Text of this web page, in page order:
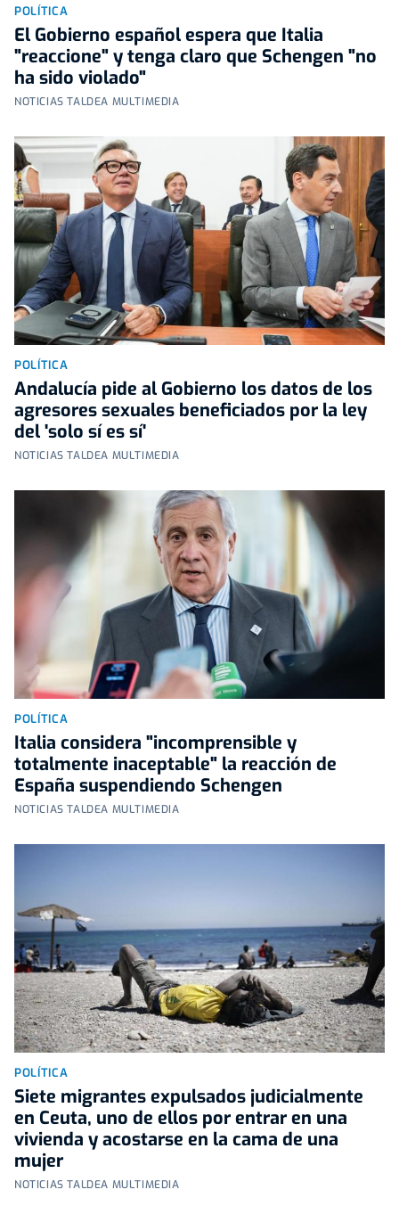
POLÍTICA
El Gobierno español espera que Italia
"reaccione" y tenga claro que Schengen "no
ha sido violado"
NOTICIAS TALDEA MULTIMEDIA
POLÍTICA
Andalucía pide al Gobierno los datos de los
agresores sexuales beneficiados por la ley
del 'solo sí es sí'
NOTICIAS TALDEA MULTIMEDIA
POLÍTICA
Italia considera "incomprensible y
totalmente inaceptable" la reacción de
España suspendiendo Schengen
NOTICIAS TALDEA MULTIMEDIA
POLÍTICA
Siete migrantes expulsados judicialmente
en Ceuta, uno de ellos por entrar en una
vivienda y acostarse en la cama de una
mujer
NOTICIAS TALDEA MULTIMEDIA